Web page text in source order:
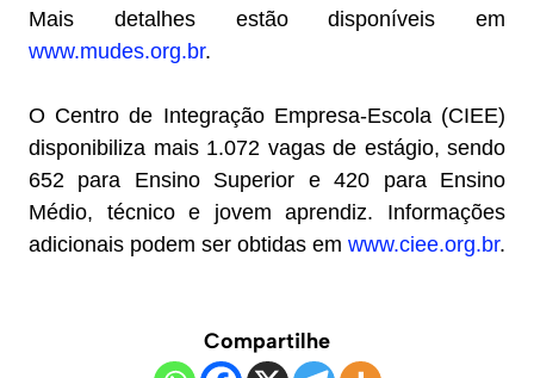
Mais detalhes estão disponíveis em
www.mudes.org.br.
O Centro de Integração Empresa-Escola (CIEE)
disponibiliza mais 1.072 vagas de estágio, sendo
652 para Ensino Superior e 420 para Ensino
Médio, técnico e jovem aprendiz. Informações
adicionais podem ser obtidas em www.ciee.org.br.
Compartilhe